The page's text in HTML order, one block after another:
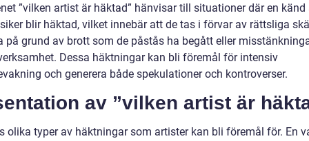
”vilken artist är häktad” hänvisar till situationer där en
blir häktad, vilket innebär att de tas i förvar av rättsliga
på grund av brott som de påstås ha begått eller
Dessa häktningar kan bli föremål för intensiv
och generera både spekulationer och kontroverser.
av ”vilken artist är
olika typer av häktningar som artister kan bli föremål för. En